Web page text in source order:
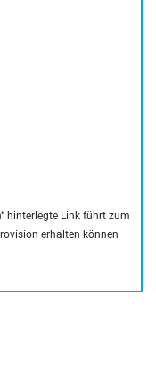
hinterlegte Link führt zum
erhalten können